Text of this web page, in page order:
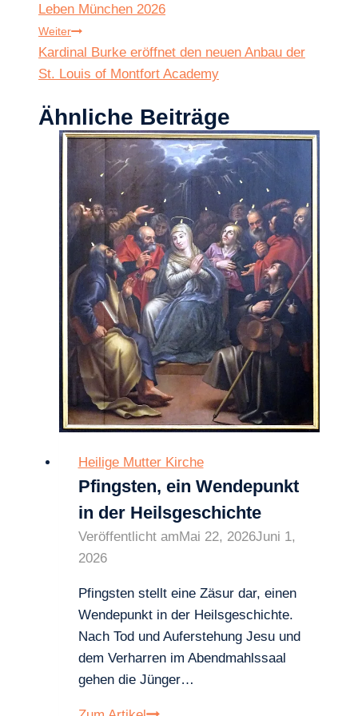
Leben München 2026
Weiter
Kardinal Burke eröffnet den neuen Anbau der
St. Louis of Montfort Academy
Ähnliche Beiträge
Heilige Mutter Kirche
Pfingsten, ein Wendepunkt
in der Heilsgeschichte
Veröffentlicht amMai 22, 2026Juni 1,
2026
Pfingsten stellt eine Zäsur dar, einen
Wendepunkt in der Heilsgeschichte.
Nach Tod und Auferstehung Jesu und
dem Verharren im Abendmahlssaal
gehen die Jünger…